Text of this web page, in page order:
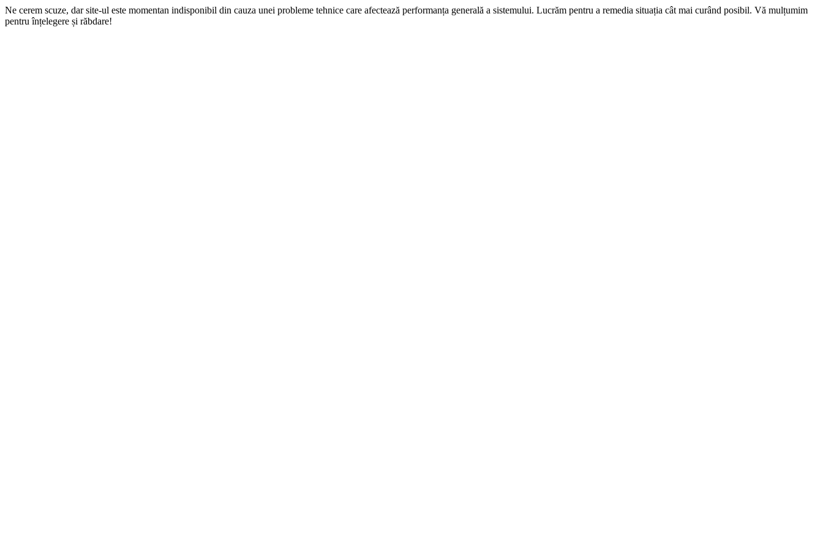
Ne cerem scuze, dar site-ul este momentan indisponibil din cauza unei probleme tehnice care afectează performanța generală a sistemului. Lucrăm pentru a remedia situația cât mai curând posibil. Vă mulțumim
pentru înțelegere și răbdare!